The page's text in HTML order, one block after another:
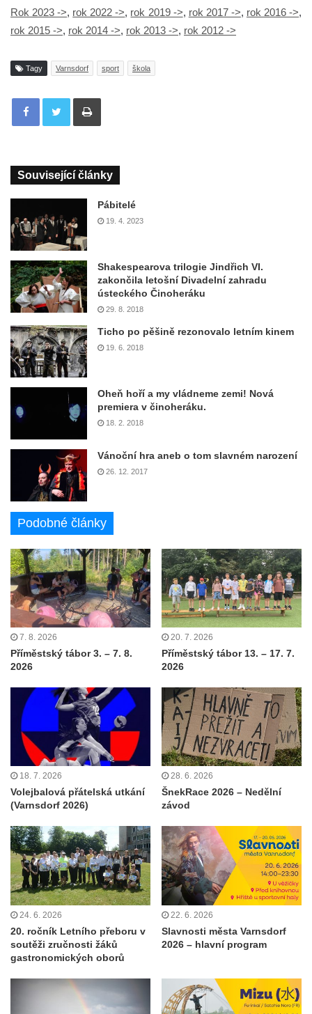
Rok 2023 ->, rok 2022 ->, rok 2019 ->, rok 2017 ->, rok 2016 ->,
rok 2015 ->, rok 2014 ->, rok 2013 ->, rok 2012 ->
Tagy Varnsdorf sport škola
Tisknout
Související články
Pábitelé
19. 4. 2023
Shakespearova trilogie Jindřich VI.
zakončila letošní Divadelní zahradu
ústeckého Činoheráku
29. 8. 2018
Ticho po pěšině rezonovalo letním kinem
19. 6. 2018
Oheň hoří a my vládneme zemi! Nová
premiera v činoheráku.
18. 2. 2018
Vánoční hra aneb o tom slavném narození
26. 12. 2017
Podobné články
7. 8. 2026
Příměstský tábor 3. – 7. 8.
2026
20. 7. 2026
Příměstský tábor 13. – 17. 7.
2026
18. 7. 2026
Volejbalová přátelská utkání
(Varnsdorf 2026)
28. 6. 2026
ŠnekRace 2026 – Nedělní
závod
24. 6. 2026
20. ročník Letního přeboru v
soutěži zručnosti žáků
gastronomických oborů
22. 6. 2026
Slavnosti města Varnsdorf
2026 – hlavní program